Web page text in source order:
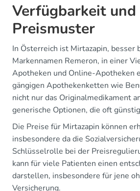
Verfügbarkeit und
Preismuster
In Österreich ist Mirtazapin, besser
Markennamen Remeron, in einer
Apotheken und Online-Apotheken
gängigen Apothekenketten wie
nicht nur das Originalmedikament
generische Optionen, die oft
Die Preise für Mirtazapin können
insbesondere da die
Schlüsselrolle bei der
kann für viele Patienten einen
darstellen, insbesondere für jene
Versicherung.